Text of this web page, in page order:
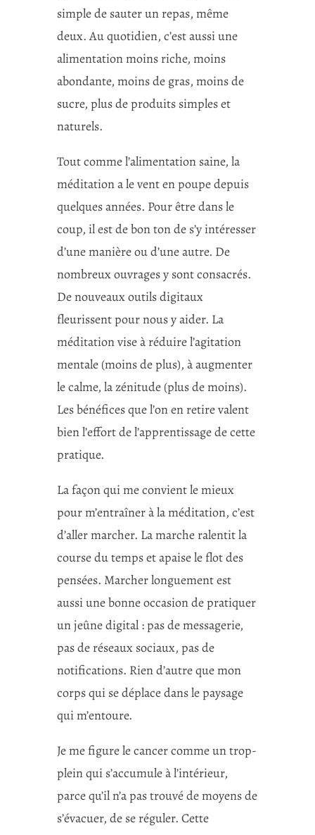
simple de sauter un repas, même
deux. Au quotidien, c’est aussi une
alimentation moins riche, moins
abondante, moins de gras, moins de
sucre, plus de produits simples et
naturels.
Tout comme l’alimentation saine, la
méditation a le vent en poupe depuis
quelques années. Pour être dans le
coup, il est de bon ton de s’y intéresser
d’une manière ou d’une autre. De
nombreux ouvrages y sont consacrés.
De nouveaux outils digitaux
fleurissent pour nous y aider. La
méditation vise à réduire l’agitation
mentale (moins de plus), à augmenter
le calme, la zénitude (plus de moins).
Les bénéfices que l’on en retire valent
bien l’effort de l’apprentissage de cette
pratique.
La façon qui me convient le mieux
pour m’entraîner à la méditation, c’est
d’aller marcher. La marche ralentit la
course du temps et apaise le flot des
pensées. Marcher longuement est
aussi une bonne occasion de pratiquer
un jeûne digital : pas de messagerie,
pas de réseaux sociaux, pas de
notifications. Rien d’autre que mon
corps qui se déplace dans le paysage
qui m’entoure.
Je me figure le cancer comme un trop-
plein qui s’accumule à l’intérieur,
parce qu’il n’a pas trouvé de moyens de
s’évacuer, de se réguler. Cette